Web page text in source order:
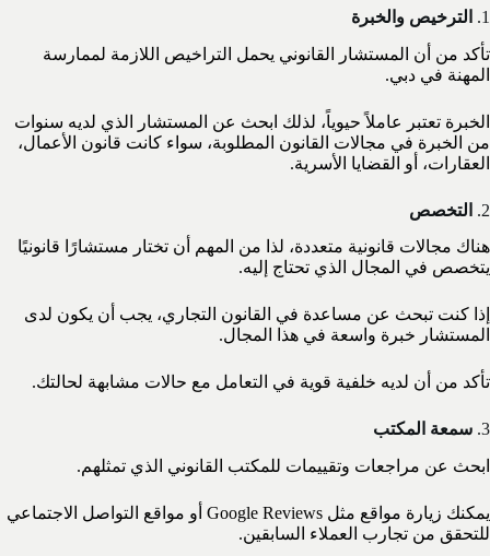
1.
الترخيص والخبرة
تأكد من أن المستشار القانوني يحمل التراخيص اللازمة لممارسة
المهنة في دبي.
الخبرة تعتبر عاملاً حيوياً، لذلك ابحث عن المستشار الذي لديه سنوات
من الخبرة في مجالات القانون المطلوبة، سواء كانت قانون الأعمال،
العقارات، أو القضايا الأسرية.
2.
التخصص
هناك مجالات قانونية متعددة، لذا من المهم أن تختار مستشارًا قانونيًا
يتخصص في المجال الذي تحتاج إليه.
إذا كنت تبحث عن مساعدة في القانون التجاري، يجب أن يكون لدى
المستشار خبرة واسعة في هذا المجال.
تأكد من أن لديه خلفية قوية في التعامل مع حالات مشابهة لحالتك.
3. سمعة المكتب
ابحث عن مراجعات وتقييمات للمكتب القانوني الذي تمثلهم.
يمكنك زيارة مواقع مثل Google Reviews أو مواقع التواصل الاجتماعي
للتحقق من تجارب العملاء السابقين.